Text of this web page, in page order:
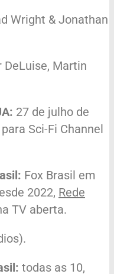
Wright & Jonathan
DeLuise, Martin
27 de julho de
Sci-Fi Channel
Fox Brasil em
2022, Rede
TV aberta.
todas as 10,